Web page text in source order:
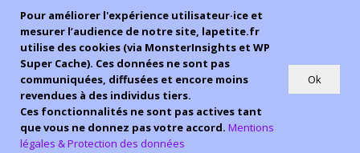
Adhésion
Organisme de Formation
Prendre rdv
Tous droits réservés – 2026
MENTIONS LÉGALES
Pour améliorer l'expérience utilisateur·ice et
mesurer l’audience de notre site, lapetite.fr
utilise des cookies (via MonsterInsights et WP
Super Cache). Ces données ne sont pas
communiquées, diffusées et encore moins
revendues à des individus tiers.
Ces fonctionnalités ne sont pas actives tant
que vous ne donnez pas votre accord. Mentions
légales & Protection des données
Ok